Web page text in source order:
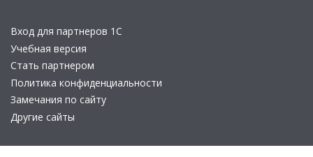
Вход для партнеров 1С
Учебная версия
Стать партнером
Политика конфиденциальности
Замечания по сайту
Другие сайты